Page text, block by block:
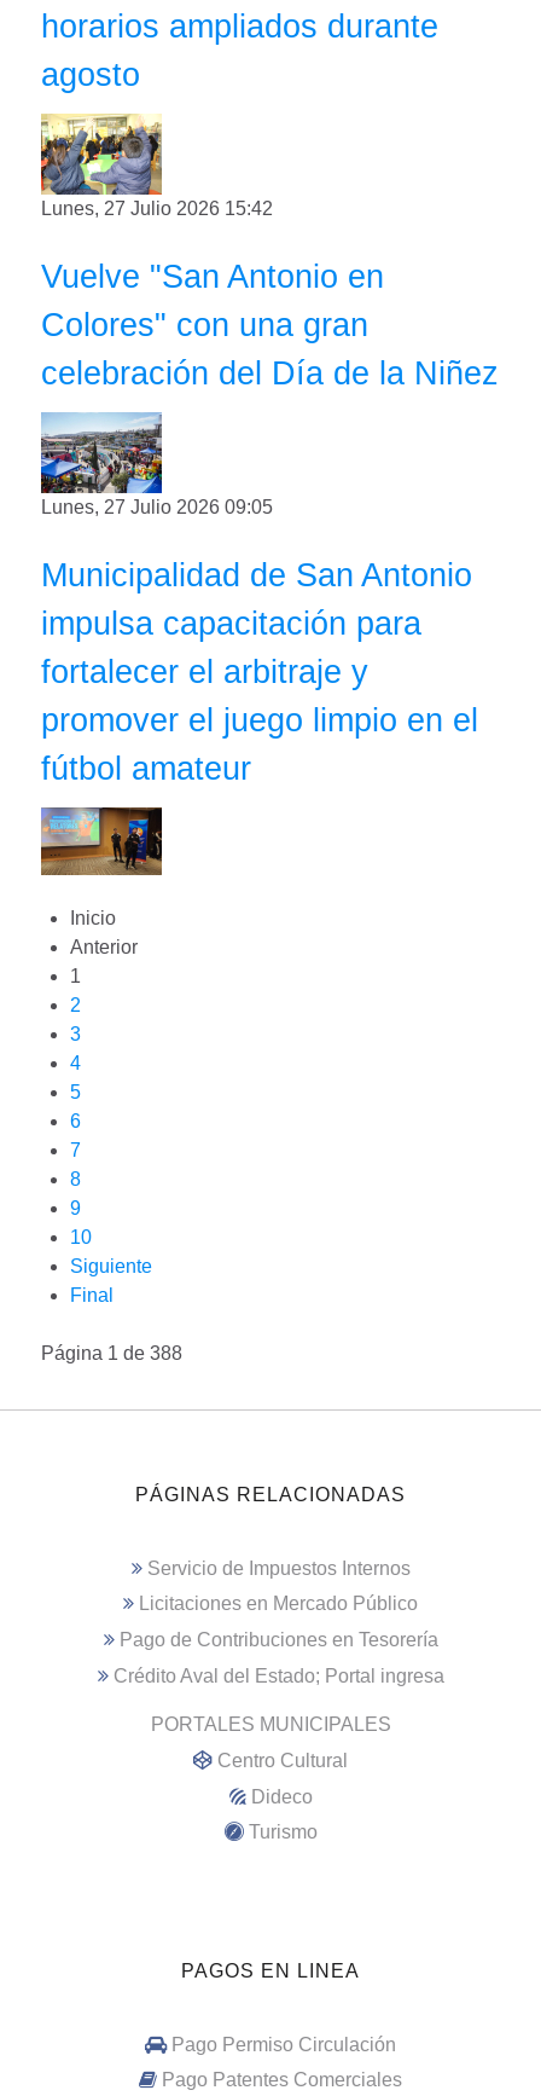
horarios ampliados durante
agosto
Lunes, 27 Julio 2026 15:42
Vuelve "San Antonio en
Colores" con una gran
celebración del Día de la Niñez
Lunes, 27 Julio 2026 09:05
Municipalidad de San Antonio
impulsa capacitación para
fortalecer el arbitraje y
promover el juego limpio en el
fútbol amateur
Inicio
Anterior
1
2
3
4
5
6
7
8
9
10
Siguiente
Final
Página 1 de 388
PÁGINAS RELACIONADAS
Servicio de Impuestos Internos
Licitaciones en Mercado Público
Pago de Contribuciones en Tesorería
Crédito Aval del Estado; Portal ingresa
PORTALES MUNICIPALES
Centro Cultural
Dideco
Turismo
PAGOS EN LINEA
Pago Permiso Circulación
Pago Patentes Comerciales